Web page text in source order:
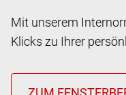
Mit unserem
Klicks zu Ihrer